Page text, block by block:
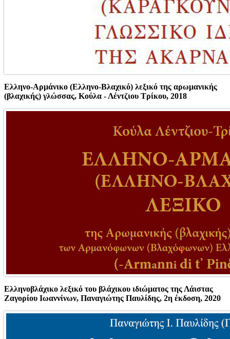
Ελληνο-Αρμάνικο (Ελληνο-Βλαχικό) λεξικό της αρωμανικής
(βλαχικής) γλώσσας, Κούλα - Λέντζιου Τρίκου, 2018
Ελληνοβλάχικο λεξικό του βλάχικου ιδιώματος της Λάιστας
Ζαγορίου Ιωαννίνων, Παναγιώτης Παυλίδης, 2η έκδοση, 2020